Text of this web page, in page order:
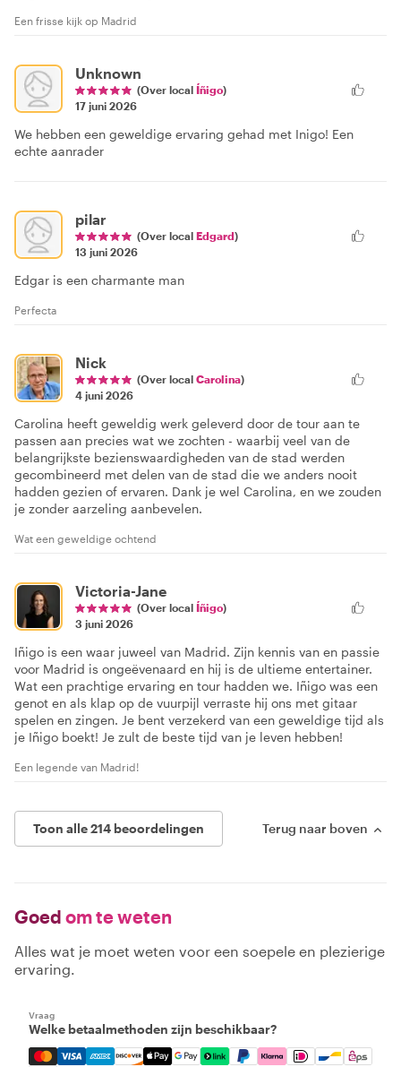
Een frisse kijk op Madrid
Unknown
(Over local Íñigo)
17 juni 2026
We hebben een geweldige ervaring gehad met Inigo! Een
echte aanrader
pilar
(Over local Edgard)
13 juni 2026
Edgar is een charmante man
Perfecta
Nick
(Over local Carolina)
4 juni 2026
Carolina heeft geweldig werk geleverd door de tour aan te
passen aan precies wat we zochten - waarbij veel van de
belangrijkste bezienswaardigheden van de stad werden
gecombineerd met delen van de stad die we anders nooit
hadden gezien of ervaren. Dank je wel Carolina, en we zouden
je zonder aarzeling aanbevelen.
Wat een geweldige ochtend
Victoria-Jane
(Over local Íñigo)
3 juni 2026
Iñigo is een waar juweel van Madrid. Zijn kennis van en passie
voor Madrid is ongeëvenaard en hij is de ultieme entertainer.
Wat een prachtige ervaring en tour hadden we. Iñigo was een
genot en als klap op de vuurpijl verraste hij ons met gitaar
spelen en zingen. Je bent verzekerd van een geweldige tijd als
je Iñigo boekt! Je zult de beste tijd van je leven hebben!
Een legende van Madrid!
Toon alle 214 beoordelingen Terug naar boven
Goed om te weten
Alles wat je moet weten voor een soepele en plezierige
ervaring.
Vraag
Welke betaalmethoden zijn beschikbaar?
Mastercard, Visa, Amex, Discover, Apple Pay, Google